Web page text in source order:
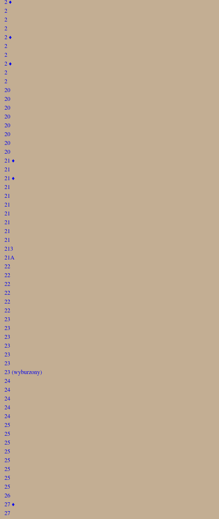
2
2
2
2♦
2
2
2♦
2
2
20
20
20
20
20
20
20
20
21 ♦
21
21 ♦
21
21
21
21
21
21
21
213
21A
22
22
22
22
22
22
23
23
23
23
23
23
23 (wyburzony)
24
24
24
24
24
25
25
25
25
25
25
25
25
26
27♦
27